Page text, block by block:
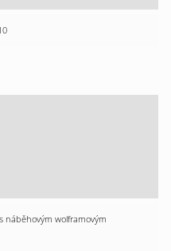
náběhovým wolframovým